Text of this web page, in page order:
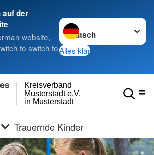
auf der
website,
to switch to
Sprache wechseln zu
Alles klar
in Musterstadt
Musterstadt e.V.
Kreisverband
Trauernde Kinder